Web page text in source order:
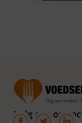
van 10.00
16.00 uur.
de
Volg ons op